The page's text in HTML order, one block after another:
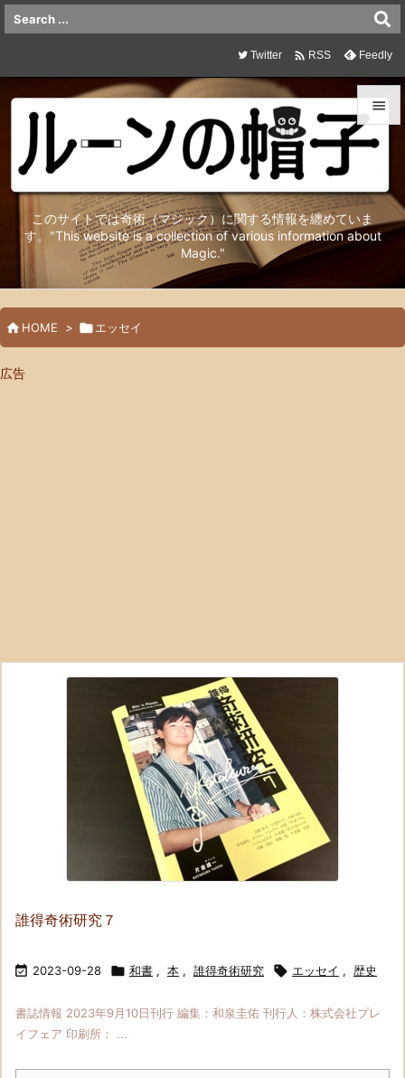
このサイトでは奇術（マジック）に関する情報を纏めていま
す。"This website is a collection of various information about
Magic."



サイド

検索
Twitter  RSS Feedly
 HOME > エッセイ
広告
誰得奇術研究７
 2023-09-28  和書 , 本 , 誰得奇術研究  エッセイ , 歴史
書誌情報 2023年9月10日刊行 編集：和泉圭佑 刊行人：株式会社プレ
イフェア 印刷所： ...